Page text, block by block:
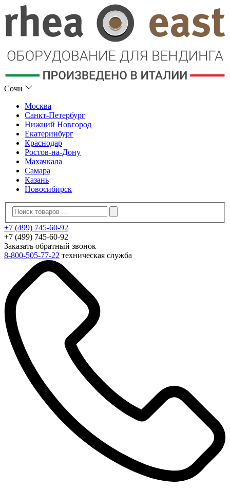
Сочи
Москва
Санкт-Петербург
Нижний Новгород
Екатеринбург
Краснодар
Ростов-на-Дону
Махачкала
Самара
Казань
Новосибирск
+7 (499) 745-60-92
+7 (499) 745-60-92
Заказать обратный звонок
8-800-505-77-22 техническая служба